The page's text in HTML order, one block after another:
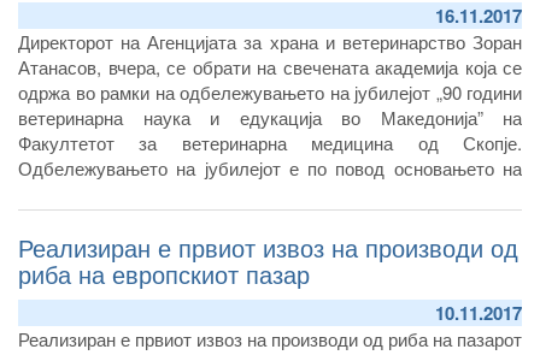
16.11.2017
Директорот на Агенцијата за храна и ветеринарство Зоран
Атанасов, вчера, се обрати на свечената академија која се
одржа во рамки на одбележувањето на јубилејот „90 години
ветеринарна наука и едукација во Македонија” на
Факултетот за ветеринарна медицина од Скопје.
Одбележувањето на јубилејот е по повод основањето на
Македонија, Ветеринарно одделение во рамки на
Хигиенскиот завод во Скопје основан 1927 година, од кој
подоцна настанува Ветеринарниот институт кој, пак, од
2004 година работи во рамки на Факултетот за ветеринарна
Реализиран е првиот извоз на производи од
риба на европскиот пазар
10.11.2017
Реализиран е првиот извоз на производи од риба на пазарот